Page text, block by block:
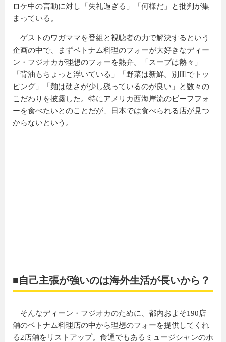
ロケ中の言動に対し「失礼過ぎる」「何様だ」と批判が集
まっている。
ゲストのワガママを番組と視聴者の力で解決するという
企画の中で、まずベトナム料理のフォーが大好きなディー
ン・フジオカが理想のフォーを熱弁。「スープは熱々」
「背油もちょっと浮いている」「野菜は新鮮。別皿でトッ
ピング」「麺は硬さが少し残っているのが良い」と数々の
こだわりを披露した。特にアメリカ西海岸流のビーフフォ
ーを食べたいとのことだが、日本では食べられる店が見つ
からないという。
■自己主張が強いのは海外生活が長いから？
そんなディーン・フジオカのために、都内およそ190店
舗のベトナム料理店の中から理想のフォーを提供してくれ
る2店舗をリストアップ。食通でもあるミュージシャンのホ